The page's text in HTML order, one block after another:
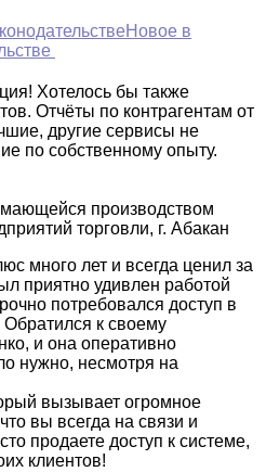
Новое в
Хотелось бы также
Отчёты по контрагентам от
другие сервисы не
по собственному опыту.
производством
торговли, г. Абакан
много лет и всегда ценил за
приятно удивлен работой
потребовался доступ в
к своему
и она оперативно
нужно, несмотря на
вызывает огромное
вы всегда на связи и
продаете доступ к системе,
клиентов!